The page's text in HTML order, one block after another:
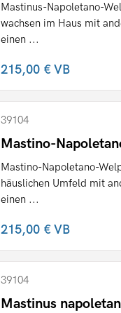
Mastinus-Napoletano-
wachsen im Haus mit
einen ...
215,00 €VB
39104
Mastino-
Mastino-Napoletano-
häuslichen Umfeld mit
einen ...
215,00 €VB
39104
Mastinus